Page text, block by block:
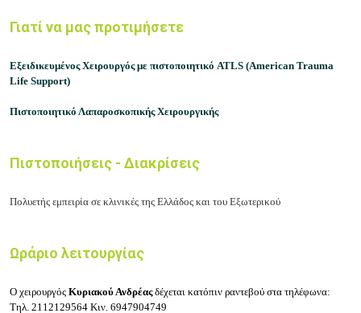
Γιατί να μας προτιμήσετε
Εξειδικευμένος Χειρουργός με πιστοποιητικό ATLS (American Trauma
Life Support)
Πιστοποιητικό Λαπαροσκοπικής Χειρουργικής
Πιστοποιήσεις - Διακρίσεις
Πολυετής εμπειρία σε κλινικές της Ελλάδος και του Εξωτερικού
Ωράριο λειτουργίας
Ο χειρουργός Κυριακού Ανδρέαςδέχεται κατόπιν ραντεβού στα τηλέφωνα:
Τηλ. 2112129564 Κιν. 6947904749